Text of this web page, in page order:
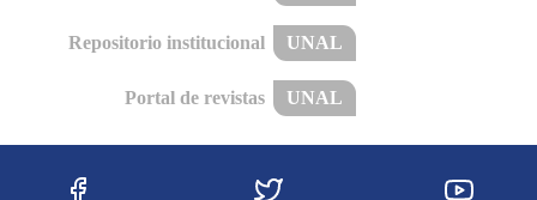
Repositorio institucional UNAL
Portal de revistas UNAL